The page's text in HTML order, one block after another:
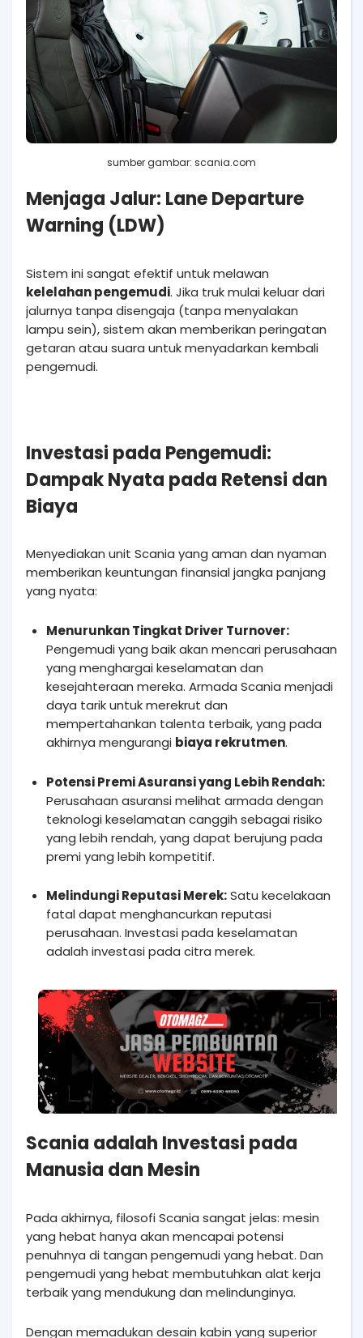
sumber gambar: scania.com
Menjaga Jalur: Lane Departure
Warning (LDW)
Sistem ini sangat efektif untuk melawan
kelelahan pengemudi. Jika truk mulai keluar dari
jalurnya tanpa disengaja (tanpa menyalakan
lampu sein), sistem akan memberikan peringatan
getaran atau suara untuk menyadarkan kembali
pengemudi.
Investasi pada Pengemudi:
Dampak Nyata pada Retensi dan
Biaya
Menyediakan unit Scania yang aman dan nyaman
memberikan keuntungan finansial jangka panjang
yang nyata:
Menurunkan Tingkat Driver Turnover:
Pengemudi yang baik akan mencari perusahaan
yang menghargai keselamatan dan
kesejahteraan mereka. Armada Scania menjadi
daya tarik untuk merekrut dan
mempertahankan talenta terbaik, yang pada
akhirnya mengurangi biaya rekrutmen.
Potensi Premi Asuransi yang Lebih Rendah:
Perusahaan asuransi melihat armada dengan
teknologi keselamatan canggih sebagai risiko
yang lebih rendah, yang dapat berujung pada
premi yang lebih kompetitif.
Melindungi Reputasi Merek:Satu kecelakaan
fatal dapat menghancurkan reputasi
perusahaan. Investasi pada keselamatan
adalah investasi pada citra merek.
Scania adalah Investasi pada
Manusia dan Mesin
Pada akhirnya, filosofi Scania sangat jelas: mesin
yang hebat hanya akan mencapai potensi
penuhnya di tangan pengemudi yang hebat. Dan
pengemudi yang hebat membutuhkan alat kerja
terbaik yang mendukung dan melindunginya.
Dengan memadukan desain kabin yang superior